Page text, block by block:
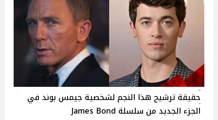
حقيقة ترشيح هذا النجم لشخصية جيمس بوند في
الجزء الجديد من سلسلة James Bond